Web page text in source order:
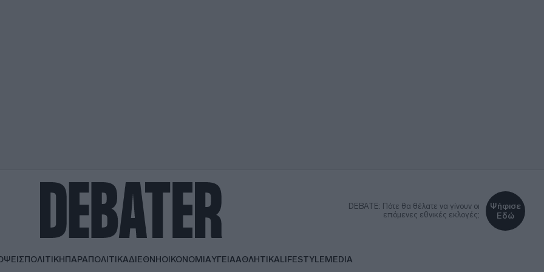
DEBATE: Πότε θα θέλατε να γίνουν οι
επόμενες εθνικές εκλογές;
Ψήφισε
Εδώ
ΠΟΛΙΤΙΚΗΠΑΡΑΠΟΛΙΤΙΚΑΔΙΕΘΝΗΟΙΚΟΝΟΜΙΑΥΓΕΙΑΑΘΛΗΤΙΚΑLIFESTYLEMEDIA